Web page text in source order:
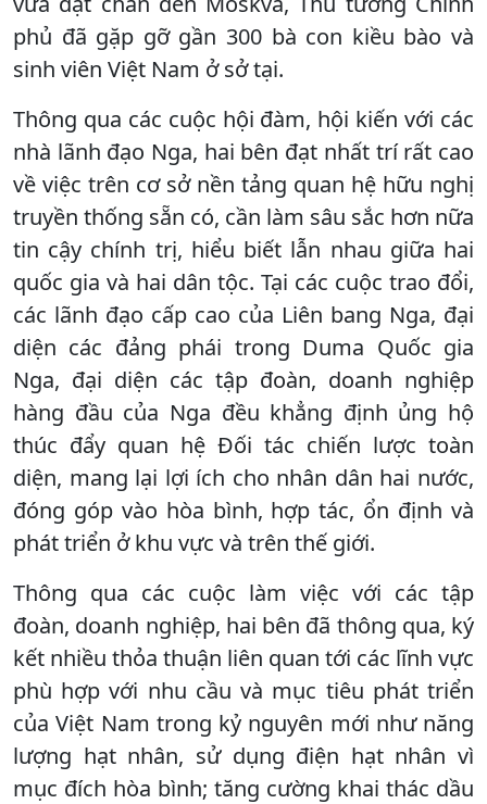
phủ đã gặp gỡ gần 300 bà con kiều bào và
sinh viên Việt Nam ở sở tại.
Thông qua các cuộc hội đàm, hội kiến với các
nhà lãnh đạo Nga, hai bên đạt nhất trí rất cao
về việc trên cơ sở nền tảng quan hệ hữu nghị
truyền thống sẵn có, cần làm sâu sắc hơn nữa
tin cậy chính trị, hiểu biết lẫn nhau giữa hai
quốc gia và hai dân tộc. Tại các cuộc trao đổi,
các lãnh đạo cấp cao của Liên bang Nga, đại
diện các đảng phái trong Duma Quốc gia
Nga, đại diện các tập đoàn, doanh nghiệp
hàng đầu của Nga đều khẳng định ủng hộ
thúc đẩy quan hệ Đối tác chiến lược toàn
diện, mang lại lợi ích cho nhân dân hai nước,
đóng góp vào hòa bình, hợp tác, ổn định và
phát triển ở khu vực và trên thế giới.
Thông qua các cuộc làm việc với các tập
đoàn, doanh nghiệp, hai bên đã thông qua, ký
kết nhiều thỏa thuận liên quan tới các lĩnh vực
phù hợp với nhu cầu và mục tiêu phát triển
của Việt Nam trong kỷ nguyên mới như năng
lượng hạt nhân, sử dụng điện hạt nhân vì
mục đích hòa bình; tăng cường khai thác dầu